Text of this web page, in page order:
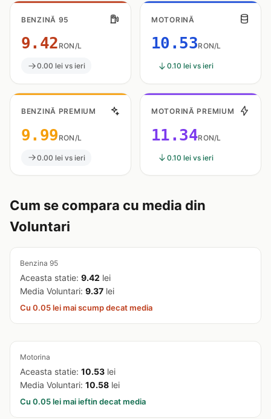
BENZINĂ 95
9.42 RON/L
0.00 lei vs ieri
MOTORINĂ
10.53RON/L
0.10 lei vs ieri
BENZINĂ PREMIUM
9.99 RON/L
0.00 lei vs ieri
MOTORINĂ PREMIUM
11.34RON/L
0.10 lei vs ieri
Cum se compara cu media din
Voluntari
Benzina 95
Aceasta statie: 9.42 lei
Media Voluntari: 9.37 lei
Cu 0.05 lei mai scump decat media
Motorina
Aceasta statie: 10.53 lei
Media Voluntari: 10.58 lei
Cu 0.05 lei mai ieftin decat media